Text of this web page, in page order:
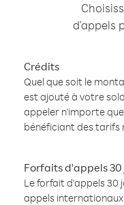
d'appels
Crédits
Quel que soit le
est ajouté à votre
appeler n'importe
bénéficiant des tarifs
Forfaits d'appels 30
Le forfait d'appels 30
appels